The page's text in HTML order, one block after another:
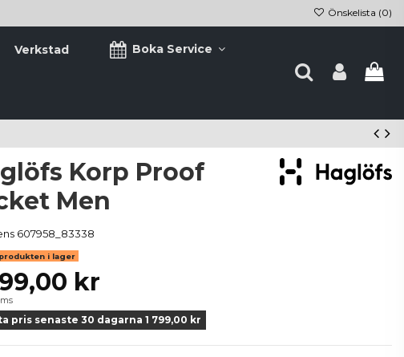
Önskelista (0)
Verkstad Boka Service
Korp Proof
Men
607958_83338
i lager
kr
pris senaste 30 dagarna 1 799,00 kr